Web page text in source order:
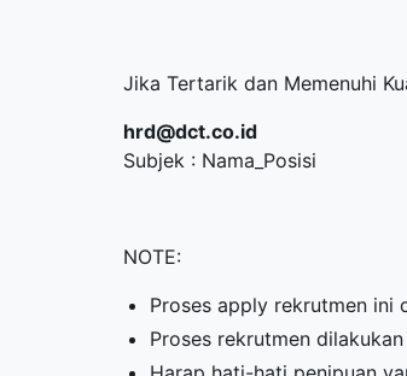
Jika Tertarik dan Memenuhi
hrd@dct.co.id
Subjek : Nama_Posisi
NOTE:
Proses apply rekrutmen ini
Proses rekrutmen